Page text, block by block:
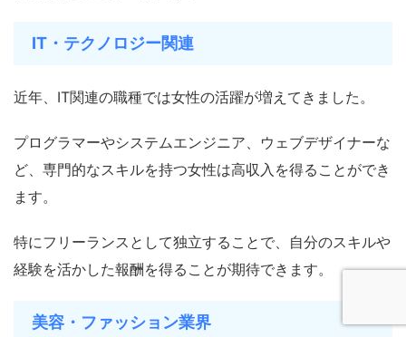
IT・テクノロジー関連
近年、IT関連の職種では女性の活躍が増えてきました。
プログラマーやシステムエンジニア、ウェブデザイナーな
ど、専門的なスキルを持つ女性は高収入を得ることができ
ます。
特にフリーランスとして独立することで、自分のスキルや
経験を活かした報酬を得ることが期待できます。
美容・ファッション業界